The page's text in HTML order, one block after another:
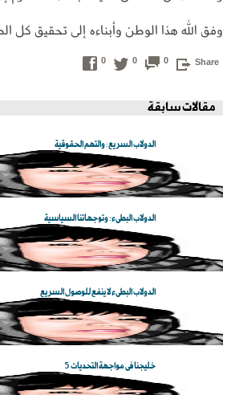
وفق الله هذا الوطن وأبناءه إلى تحقيق كل
Share
0
0
0
مقالات سابقة
الدولاب السريع: والتهم الحقوقية
الدولاب البطيء: وتوجهاتنا السياسية
الدولاب البطيء لا ينفع للوصول السريع
خليجنا في مواجهة التحديات 5